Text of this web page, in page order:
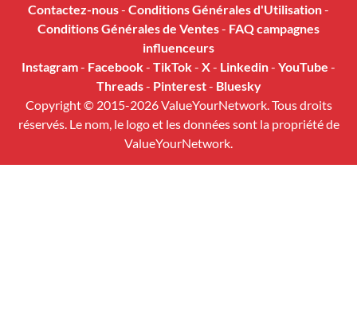
Contactez-nous- Conditions Générales d'Utilisation-
Conditions Générales de Ventes- FAQ campagnes
influenceurs
Instagram- Facebook- TikTok- X- Linkedin- YouTube -
Threads- Pinterest- Bluesky
Copyright © 2015-2026 ValueYourNetwork. Tous droits
réservés. Le nom, le logo et les données sont la propriété de
ValueYourNetwork.